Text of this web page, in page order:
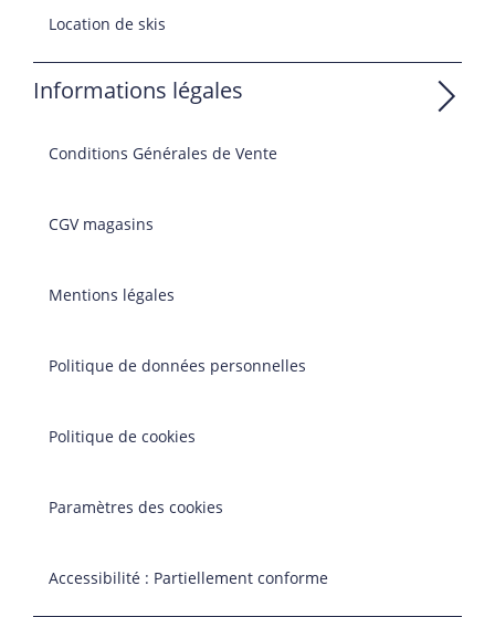
Location de skis
Informations légales
Conditions Générales de Vente
CGV magasins
Mentions légales
Politique de données personnelles
Politique de cookies
Paramètres des cookies
Accessibilité : Partiellement conforme